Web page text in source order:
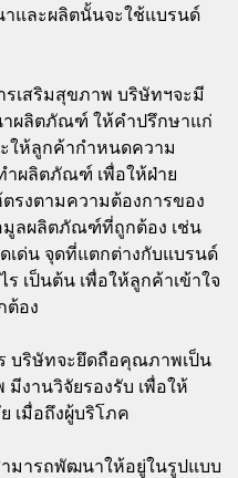
าและผลิตนั้นจะใช้แบรนด์
เสริมสุขภาพ บริษัทฯจะมี
ผลิตภัณฑ์ ให้คำปรึกษาแก่
ให้ลูกค้ากำหนดความ
ำผลิตภัณฑ์ เพื่อให้ฝ่าย
งตามความต้องการของ
มูลผลิตภัณฑ์ที่ถูกต้อง เช่น
ด่น จุดที่แตกต่างกับแบรนด์
เป็นต้น เพื่อให้ลูกค้าเข้าใจ
ต้อง
บริษัทจะยึดถือคุณภาพเป็น
งานวิจัยรองรับ เพื่อให้
เมื่อถึงผู้บริโภค
มารถพัฒนาให้อยู่ในรูปแบบ